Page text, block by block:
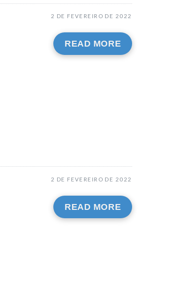
2 DE FEVEREIRO DE 2022
READ MORE
2 DE FEVEREIRO DE 2022
READ MORE